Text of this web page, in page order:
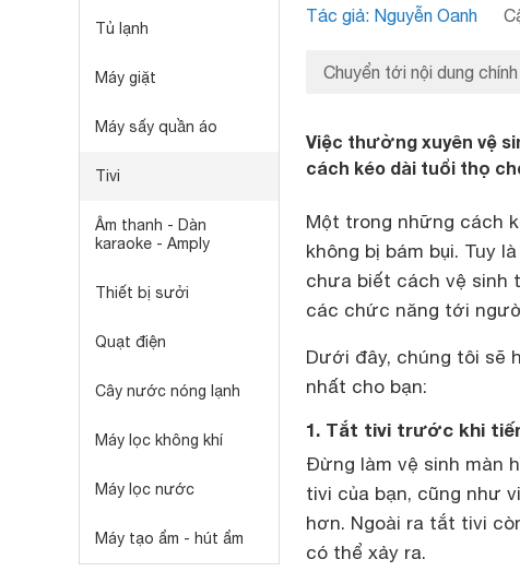
Tủ lạnh
Máy giặt
Máy sấy quần áo
Tivi
Âm thanh - Dàn
karaoke - Amply
Thiết bị sưởi
Quạt điện
Cây nước nóng lạnh
Máy lọc không khí
Máy lọc nước
Máy tạo ẩm - hút ẩm
Tác giả: Nguyễn Oanh
Chuyển tới nội dung
Việc thường xuyên vệ
cách kéo dài tuổi thọ
Một trong những cách
không bị bám bụi. Tuy
chưa biết cách vệ sinh
các chức năng tới
Dưới đây, chúng tôi sẽ
nhất cho bạn:
1. Tắt tivi trước khi
Đừng làm vệ sinh màn
tivi của bạn, cũng như
hơn. Ngoài ra tắt tivi
có thể xảy ra.